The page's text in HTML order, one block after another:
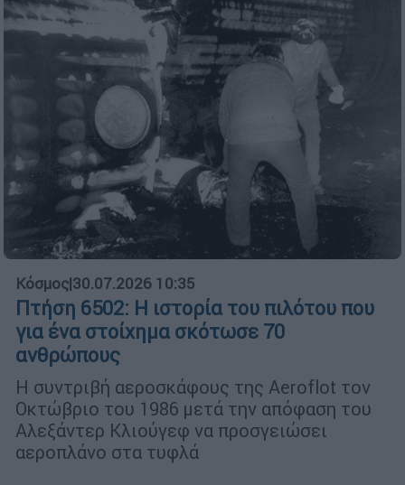
Κόσμος|30.07.2026 10:35
Πτήση 6502: Η ιστορία του πιλότου που
για ένα στοίχημα σκότωσε 70
ανθρώπους
Η συντριβή αεροσκάφους της Aeroflot τον
Οκτώβριο του 1986 μετά την απόφαση του
Αλεξάντερ Κλιούγεφ να προσγειώσει
αεροπλάνο στα τυφλά